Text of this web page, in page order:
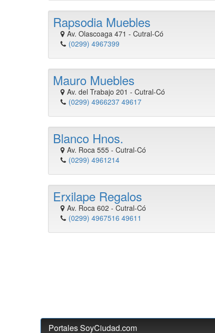
Rapsodia Muebles
Av. Olascoaga 471 - Cutral-Có
(0299) 4967399
Mauro Muebles
Av. del Trabajo 201 - Cutral-Có
(0299) 4966237 49617
Blanco Hnos.
Av. Roca 555 - Cutral-Có
(0299) 4961214
Erxilape Regalos
Av. Roca 602 - Cutral-Có
(0299) 4967516 49611
Portales SoyCiudad.com